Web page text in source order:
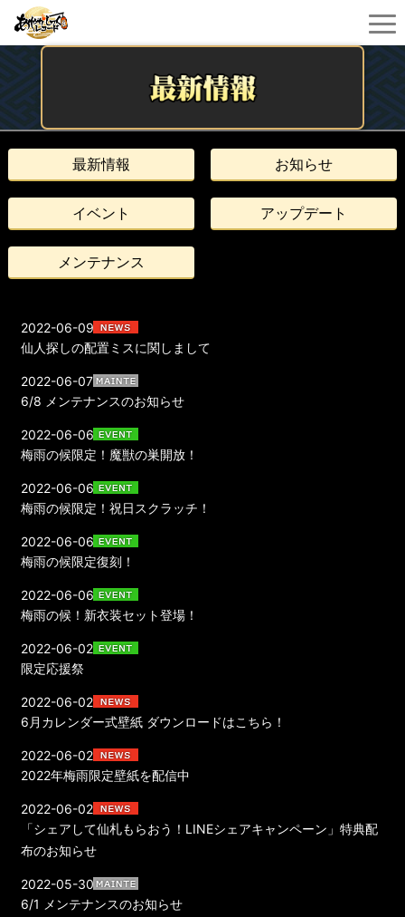
最新情報 お知らせ
イベント アップデート
メンテナンス
仙人探しの配置ミスに関しまして
2022-06-09
6/8 メンテナンスのお知らせ
2022-06-07
梅雨の候限定！魔獣の巣開放！
2022-06-06
梅雨の候限定！祝日スクラッチ！
2022-06-06
梅雨の候限定復刻！
2022-06-06
梅雨の候！新衣装セット登場！
2022-06-06
限定応援祭
2022-06-02
6月カレンダー式壁紙 ダウンロードはこちら！
2022-06-02
2022年梅雨限定壁紙を配信中
2022-06-02
「シェアして仙札もらおう！LINEシェアキャンペーン」特典配
布のお知らせ
2022-06-02
6/1 メンテナンスのお知らせ
2022-05-30